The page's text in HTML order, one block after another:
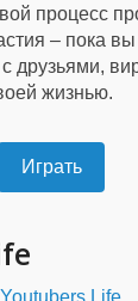
процесс
– пока
друзьями,
жизнью.
Играть